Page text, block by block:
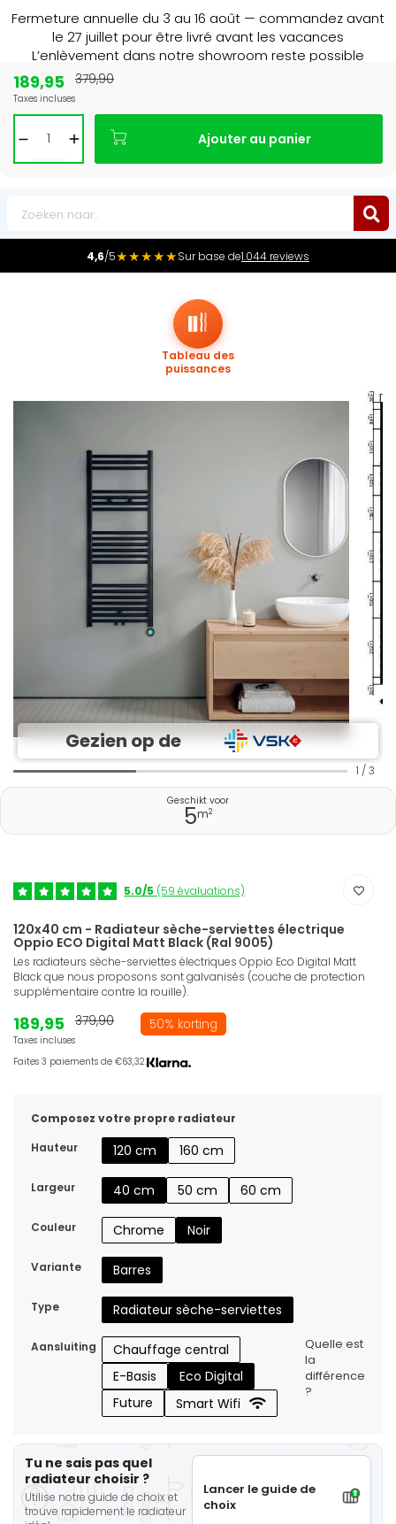
Fermeture annuelle du 3 au 16 août — commandez avant
le 27 juillet pour être livré avant les vacances
L’enlèvement dans notre showroom reste possible
4,6/5★★★★★Sur base de1.044 reviews
Gezien op de
Tableau des
puissances
1 / 3
Geschikt voor
5m2
5.0/5 (59 évaluations)
120x40 cm - Radiateur sèche-serviettes électrique
Oppio ECO Digital Matt Black (Ral 9005)
Les radiateurs sèche-serviettes électriques Oppio Eco Digital Matt
Black que nous proposons sont galvanisés (couche de protection
supplémentaire contre la rouille).
189,95
Taxes incluses
379,90 50% korting
Faites 3 paiements de €63,32.
Composez votre propre radiateur
Hauteur
120 cm 160 cm
Largeur 40 cm 50 cm 60 cm
Couleur Chrome Noir
Variante Barres
Type Radiateur sèche-serviettes
Aansluiting
Chauffage central
E-Basis
Eco Digital
Future
Smart Wifi
Quelle est
la
différence
?
Tu ne sais pas quel
radiateur choisir ?
Utilise notre guide de choix et
trouve rapidement le radiateur
Lancer le guide de
choix
189,95
Taxes incluses
379,90
Ajouter au panier